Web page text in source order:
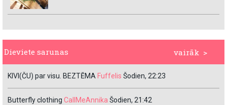
vairāk >
Dieviete sarunas
KIVI(ČU) par visu. BEZTĒMA Fuffelis Šodien, 22:23
Butterfly clothing CallMeAnnika Šodien, 21:42